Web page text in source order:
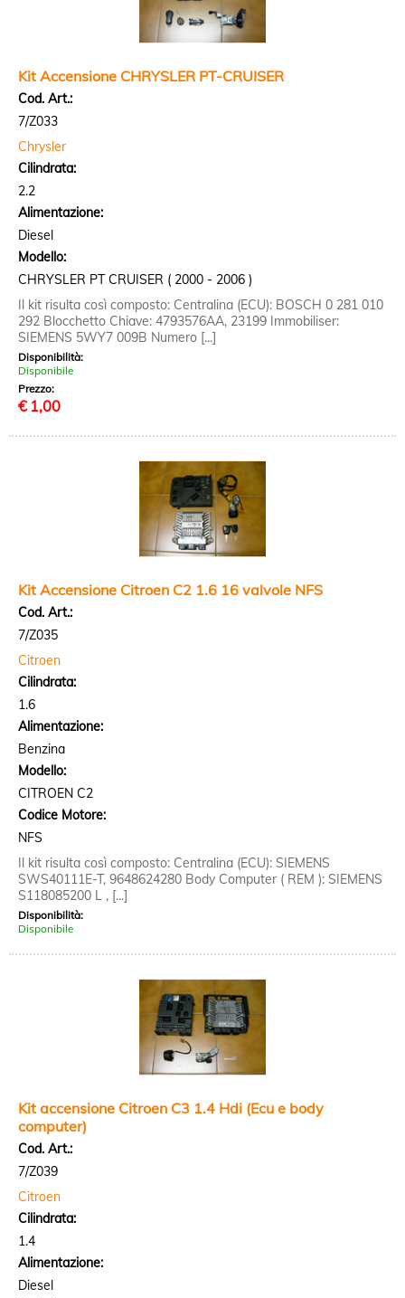
Kit Accensione CHRYSLER PT-CRUISER
Cod. Art.:
7/Z033
Chrysler
Cilindrata:
2.2
Alimentazione:
Diesel
Modello:
CHRYSLER PT CRUISER ( 2000 - 2006 )
Il kit risulta così composto: Centralina (ECU): BOSCH 0 281 010
292 Blocchetto Chiave: 4793576AA, 23199 Immobiliser:
SIEMENS 5WY7 009B Numero [...]
Disponibilità:
Disponibile
Prezzo:
€ 1,00
Kit Accensione Citroen C2 1.6 16 valvole NFS
Cod. Art.:
7/Z035
Citroen
Cilindrata:
1.6
Alimentazione:
Benzina
Modello:
CITROEN C2
Codice Motore:
NFS
Il kit risulta così composto: Centralina (ECU): SIEMENS
SWS40111E-T, 9648624280 Body Computer ( REM ): SIEMENS
S118085200 L , [...]
Disponibilità:
Disponibile
Kit accensione Citroen C3 1.4 Hdi (Ecu e body
computer)
Cod. Art.:
7/Z039
Citroen
Cilindrata:
1.4
Alimentazione:
Diesel